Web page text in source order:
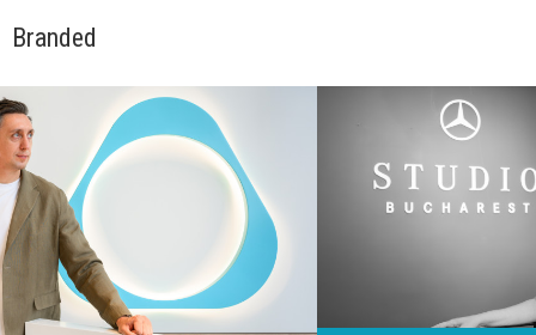
Branded